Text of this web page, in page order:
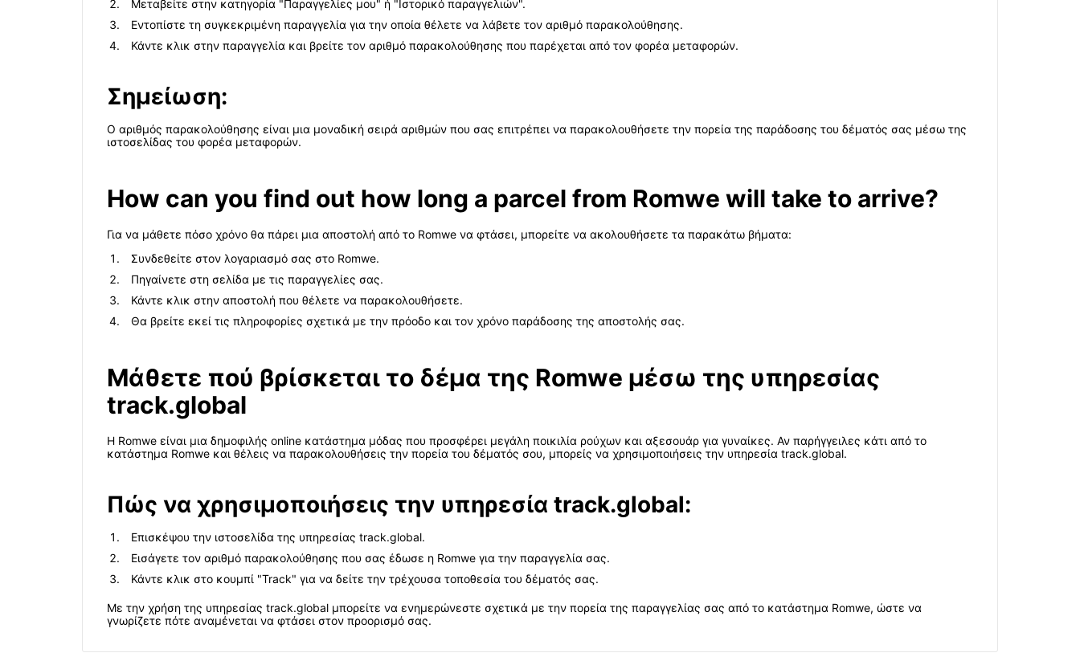
Μεταβείτε στην κατηγορία "Παραγγελίες μου" ή "Ιστορικό παραγγελιών".
Εντοπίστε τη συγκεκριμένη παραγγελία για την οποία θέλετε να λάβετε τον αριθμό παρακολούθησης.
Κάντε κλικ στην παραγγελία και βρείτε τον αριθμό παρακολούθησης που παρέχεται από τον φορέα μεταφορών.
Σημείωση:
Ο αριθμός παρακολούθησης είναι μια μοναδική σειρά αριθμών που σας επιτρέπει να παρακολουθήσετε την πορεία της παράδοσης του δέματός σας μέσω της
ιστοσελίδας του φορέα μεταφορών.
How can you find out how long a parcel from Romwe will take to arrive?
Για να μάθετε πόσο χρόνο θα πάρει μια αποστολή από το Romwe να φτάσει, μπορείτε να ακολουθήσετε τα παρακάτω βήματα:
Συνδεθείτε στον λογαριασμό σας στο Romwe.
Πηγαίνετε στη σελίδα με τις παραγγελίες σας.
Κάντε κλικ στην αποστολή που θέλετε να παρακολουθήσετε.
Θα βρείτε εκεί τις πληροφορίες σχετικά με την πρόοδο και τον χρόνο παράδοσης της αποστολής σας.
Μάθετε πού βρίσκεται το δέμα της Romwe μέσω της υπηρεσίας
track.global
Η Romwe είναι μια δημοφιλής online κατάστημα μόδας που προσφέρει μεγάλη ποικιλία ρούχων και αξεσουάρ για γυναίκες. Αν παρήγγειλες κάτι από το
κατάστημα Romwe και θέλεις να παρακολουθήσεις την πορεία του δέματός σου, μπορείς να χρησιμοποιήσεις την υπηρεσία track.global.
Πώς να χρησιμοποιήσεις την υπηρεσία track.global:
Επισκέψου την ιστοσελίδα της υπηρεσίας track.global.
Εισάγετε τον αριθμό παρακολούθησης που σας έδωσε η Romwe για την παραγγελία σας.
Κάντε κλικ στο κουμπί "Track" για να δείτε την τρέχουσα τοποθεσία του δέματός σας.
Με την χρήση της υπηρεσίας track.global μπορείτε να ενημερώνεστε σχετικά με την πορεία της παραγγελίας σας από το κατάστημα Romwe, ώστε να
γνωρίζετε πότε αναμένεται να φτάσει στον προορισμό σας.